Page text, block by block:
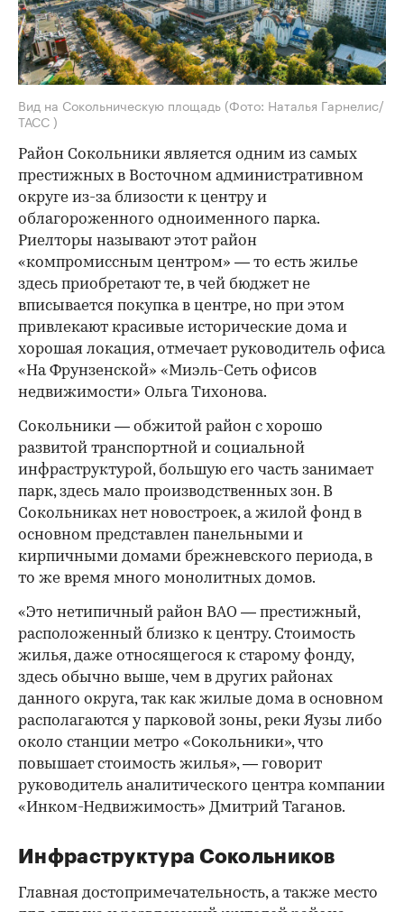
Вид на Сокольническую площадь (Фото: Наталья Гарнелис/
ТАСС )
Район Сокольники является одним из самых
престижных в Восточном административном
округе из-за близости к центру и
облагороженного одноименного парка.
Риелторы называют этот район
«компромиссным центром» — то есть жилье
здесь приобретают те, в чей бюджет не
вписывается покупка в центре, но при этом
привлекают красивые исторические дома и
хорошая локация, отмечает руководитель офиса
«На Фрунзенской» «Миэль-Сеть офисов
недвижимости» Ольга Тихонова.
Сокольники — обжитой район с хорошо
развитой транспортной и социальной
инфраструктурой, большую его часть занимает
парк, здесь мало производственных зон. В
Сокольниках нет новостроек, а жилой фонд в
основном представлен панельными и
кирпичными домами брежневского периода, в
то же время много монолитных домов.
«Это нетипичный район ВАО — престижный,
расположенный близко к центру. Стоимость
жилья, даже относящегося к старому фонду,
здесь обычно выше, чем в других районах
данного округа, так как жилые дома в основном
располагаются у парковой зоны, реки Яузы либо
около станции метро «Сокольники», что
повышает стоимость жилья», — говорит
руководитель аналитического центра компании
«Инком-Недвижимость» Дмитрий Таганов.
Инфраструктура Сокольников
Главная достопримечательность, а также место